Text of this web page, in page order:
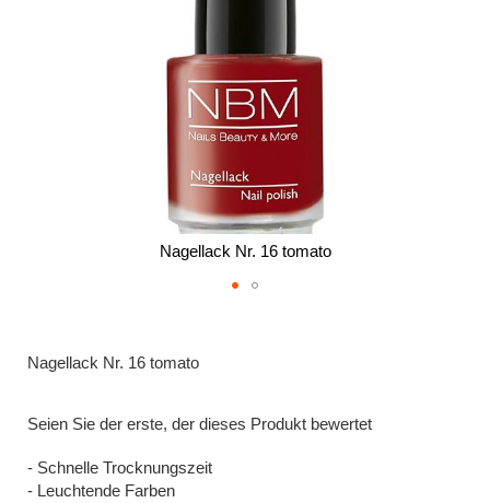
Nagellack Nr. 16 tomato
der
Nagellack Nr. 16 tomato
Seien Sie der erste, der dieses Produkt bewertet
- Schnelle Trocknungszeit
- Leuchtende Farben